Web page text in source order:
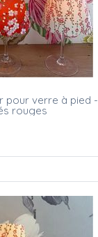
pour verre à pied -
rouges